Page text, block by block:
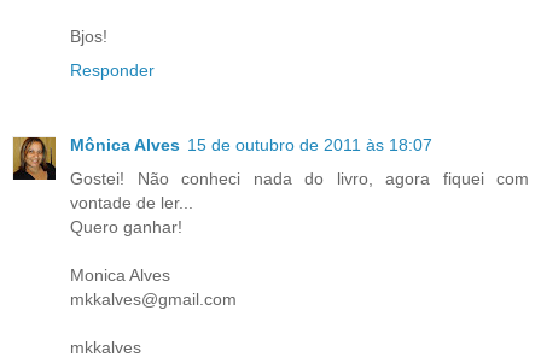
Bjos!
Responder
Mônica Alves 15 de outubro de 2011 às 18:07
Gostei! Não conheci nada do livro, agora fiquei com
vontade de ler...
Quero ganhar!
Monica Alves
mkkalves@gmail.com
mkkalves